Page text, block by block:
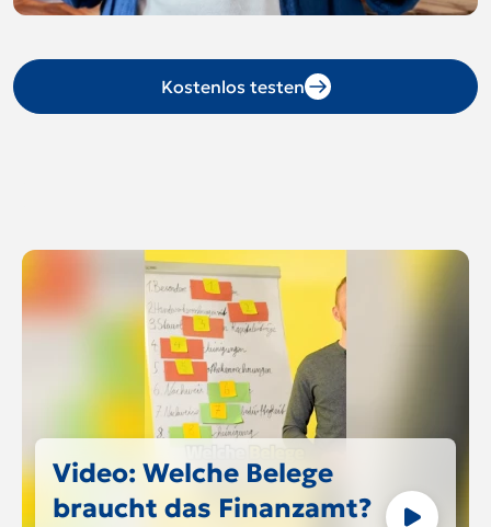
Kostenlos testen
Video: Welche Belege
braucht das Finanzamt?